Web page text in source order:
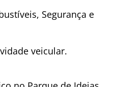
Segurança e
veicular.